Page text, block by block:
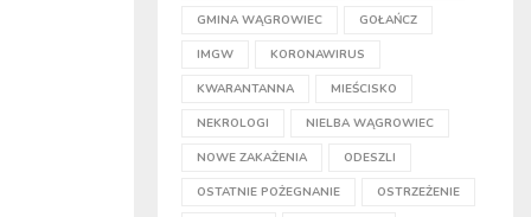
GMINA WĄGROWIEC GOŁAŃCZ
IMGW KORONAWIRUS
KWARANTANNA MIEŚCISKO
NEKROLOGI NIELBA WĄGROWIEC
NOWE ZAKAŻENIA ODESZLI
OSTATNIE POŻEGNANIE OSTRZEŻENIE